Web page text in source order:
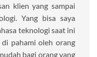
klien yang sampai
Yang bisa saya
teknologi saat ini
di pahami oleh orang
bagi orang yang